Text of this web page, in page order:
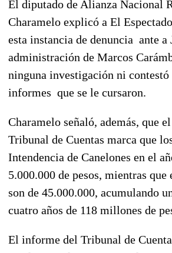
El diputado de Alianza Nacional
Charamelo explicó a El
esta instancia de denuncia ante a
administración de Marcos
ninguna investigación ni contestó
informes que se le cursaron.
Charamelo señaló, además, que
Tribunal de Cuentas marca que
Intendencia de Canelones en el
5.000.000 de pesos, mientras que
son de 45.000.000, acumulando
cuatro años de 118 millones de
El informe del Tribunal de